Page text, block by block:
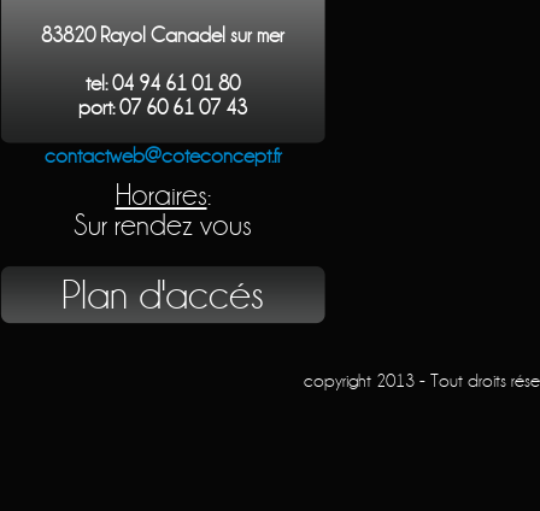
83820 Rayol Canadel sur mer
tel: 04 94 61 01 80
port: 07 60 61 07 43
contactweb@coteconcept.fr
Horaires:
Sur rendez vous
Plan d'accés
copyright 2013 - Tout droits